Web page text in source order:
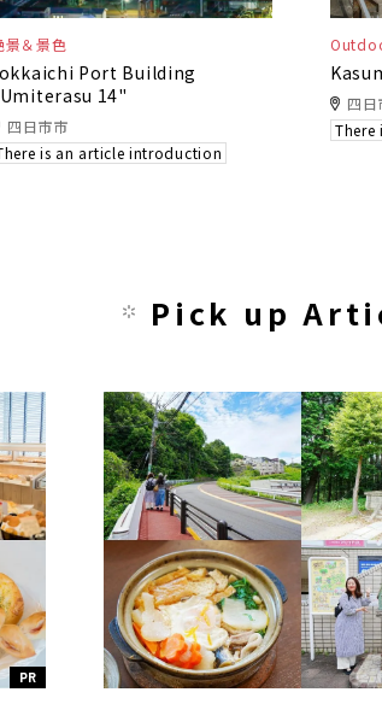
景＆景色
Port Building
14"
四日市市
is an article introduction
四日
Pick up
PR